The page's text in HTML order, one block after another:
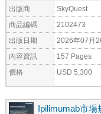
出版商 SkyQuest
商品編碼 2102473
出版日期 2026年07月
內容資訊 157 Pages
價格 USD 5,300
Ipilimumab市場